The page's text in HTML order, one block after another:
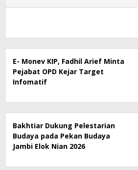
E- Monev KIP, Fadhil Arief Minta
Pejabat OPD Kejar Target
Infomatif
Bakhtiar Dukung Pelestarian
Budaya pada Pekan Budaya
Jambi Elok Nian 2026